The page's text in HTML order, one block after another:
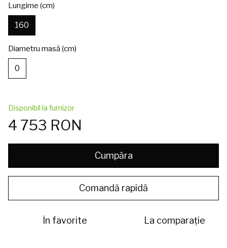
Lungime (cm)
160
Diametru masă (cm)
0
Disponibil la furnizor
4 753 RON
Cumpăra
Comandă rapidă
În favorite La comparație